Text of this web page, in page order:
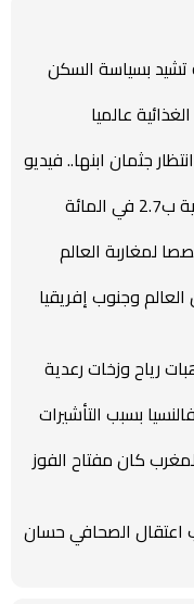
بسياسة السكن
عالميا
جثمان ابنها.. فيديو
لمغاربة العالم
وجنوب إفريقيا
رياح وزخات رعدية
بسبب التأشيرات
كان مفتاح الفوز
اعتقال الصحافي حسان